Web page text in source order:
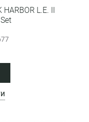
L.E. II